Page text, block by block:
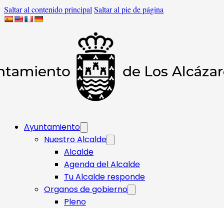
Saltar al contenido principal Saltar al pie de página
Ayuntamiento
Nuestro Alcalde
Alcalde
Agenda del Alcalde
Tu Alcalde responde​
Organos de gobierno
Pleno